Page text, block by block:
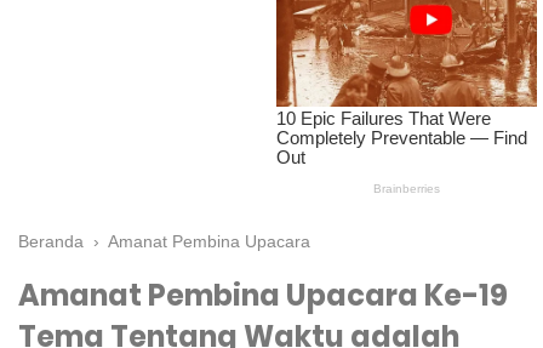
Beranda › Amanat Pembina Upacara
Amanat Pembina Upacara Ke-19
Tema Tentang Waktu adalah